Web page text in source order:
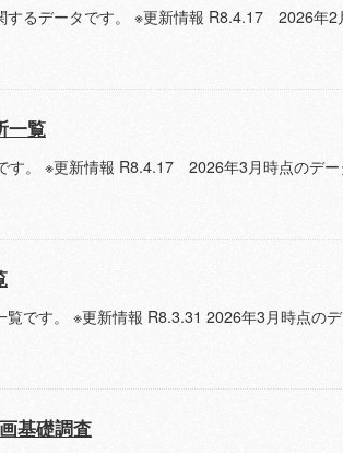
るデータです。 ※更新情報 R8.4.17 2026年2
一覧
す。 ※更新情報 R8.4.17 2026年3月時点のデー
です。 ※更新情報 R8.3.31 2026年3月時点のデ
基礎調査